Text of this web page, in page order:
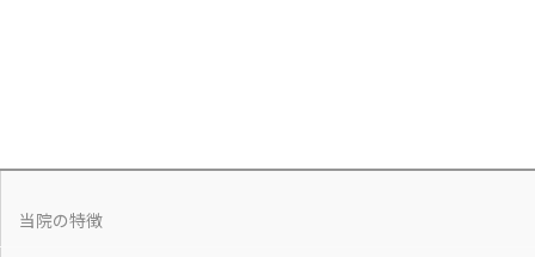
当院の特徴